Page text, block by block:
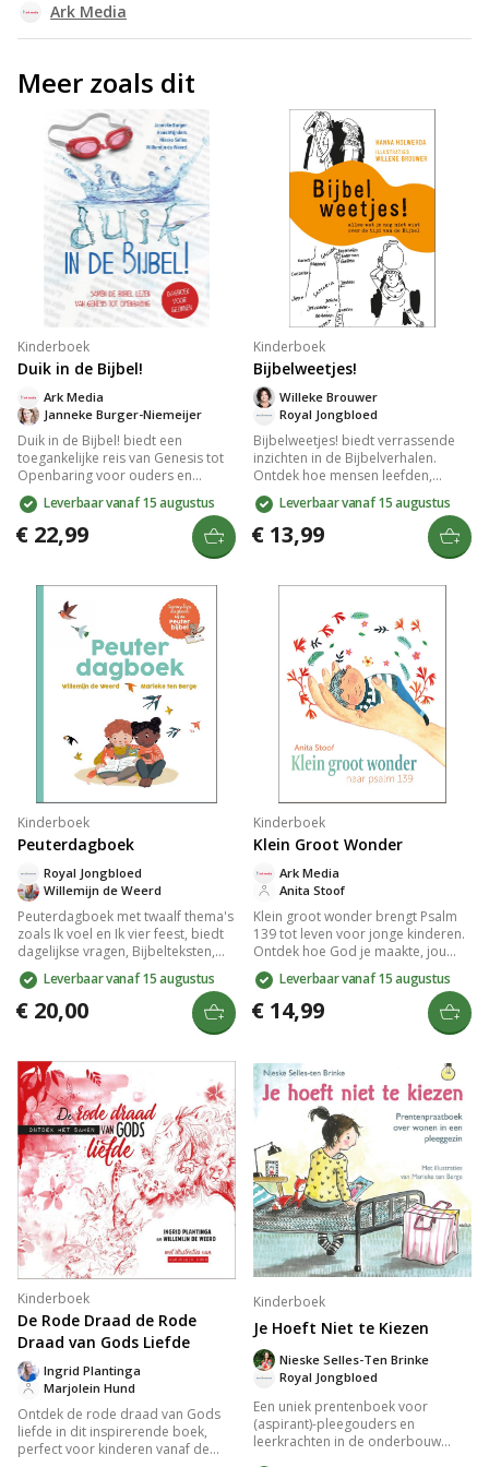
Ark Media
Meer zoals dit
Kinderboek
Duik in de Bijbel!
Janneke Burger-Niemeijer
Ark Media
Duik in de Bijbel! biedt een
toegankelijke reis van Genesis tot
Openbaring voor ouders en
kinderen. Met uitleg, praktische
toepassingen en opdrachten,
begeleid je kleintjes in het
ontdekken van Gods trouw en
liefde. Geschreven door experts in
een diepere band met de Bijbel
binnen het gezin.
Leverbaar vanaf 15 augustus
€ 22,99
Kinderboek
Bijbelweetjes!
Royal Jongbloed
Willeke Brouwer
Bijbelweetjes! biedt verrassende
inzichten in de Bijbelverhalen.
Ontdek hoe mensen leefden,
werkten, en aten, met bijzondere
verhalen zoals die van Noa en
Onesimus. Grappige tekeningen
van Willeke Brouwer maken het
leerzaam en leuk voor kinderen
Leverbaar vanaf 15 augustus
€ 13,99
Kinderboek
Peuterdagboek
Willemijn de Weerd
Royal Jongbloed
Peuterdagboek met twaalf thema's
zoals Ik voel en Ik vier feest, biedt
dagelijkse vragen, Bijbelteksten,
uitleg en gebed voor kinderen van
2-4 jaar. Met qr-code voor liedje en
illustraties van Marieke ten Berge,
stimuleert het gesprekken en
Leverbaar vanaf 15 augustus
€ 20,00
Kinderboek
Klein Groot Wonder
Anita Stoof
Ark Media
Klein groot wonder brengt Psalm
139 tot leven voor jonge kinderen.
Ontdek hoe God je maakte, jou
kent en altijd dicht bij je is. Met
kleurrijke illustraties maakt dit
voorleesboek van elke keer een
feest. Perfect voor geboorte,
opdragen of doop. Geschikt voor
Leverbaar vanaf 15 augustus
€ 14,99
Kinderboek
De Rode Draad de Rode
Draad van Gods Liefde
Marjolein Hund
Ingrid Plantinga
Ontdek de rode draad van Gods
liefde in dit inspirerende boek,
perfect voor kinderen vanaf de
Kinderboek
Je Hoeft Niet te Kiezen
Royal Jongbloed
Nieske Selles-Ten Brinke
Een uniek prentenboek voor
(aspirant)-pleegouders en
leerkrachten in de onderbouw